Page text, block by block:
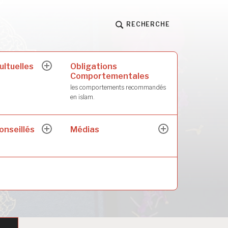
RECHERCHE
ouvrir Obligations
Comportementales
les comportements recommandés
en islam.
ouvrir
menu
Médias
ouvrir
menu